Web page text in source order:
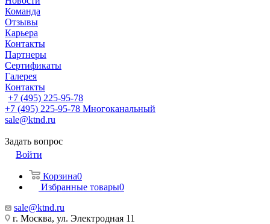
Команда
Отзывы
Карьера
Контакты
Партнеры
Сертификаты
Галерея
Контакты
+7 (495) 225-95-78
+7 (495) 225-95-78 Многоканальный
sale@ktnd.ru
Задать вопрос
Войти
Корзина0
Избранные товары0
sale@ktnd.ru
г. Москва, ул. Электродная 11